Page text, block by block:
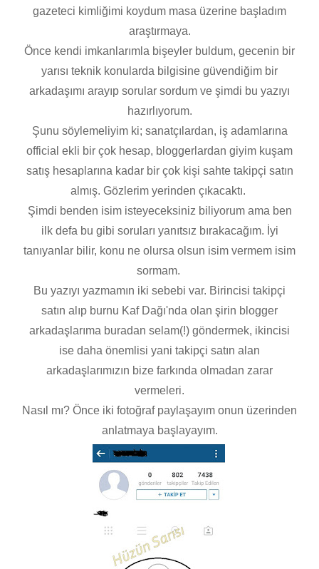
gazeteci kimliğimi koydum masa üzerine başladım
araştırmaya.
Önce kendi imkanlarımla bişeyler buldum, gecenin bir
yarısı teknik konularda bilgisine güvendiğim bir
arkadaşımı arayıp sorular sordum ve şimdi bu yazıyı
hazırlıyorum.
Şunu söylemeliyim ki; sanatçılardan, iş adamlarına
official ekli bir çok hesap, bloggerlardan giyim kuşam
satış hesaplarına kadar bir çok kişi sahte takipçi satın
almış. Gözlerim yerinden çıkacaktı.
Şimdi benden isim isteyeceksiniz biliyorum ama ben
ilk defa bu gibi soruları yanıtsız bırakacağım. İyi
tanıyanlar bilir, konu ne olursa olsun isim vermem isim
sormam.
Bu yazıyı yazmamın iki sebebi var. Birincisi takipçi
satın alıp burnu Kaf Dağı'nda olan şirin blogger
arkadaşlarıma buradan selam(!) göndermek, ikincisi
ise daha önemlisi yani takipçi satın alan
arkadaşlarımızın bize farkında olmadan zarar
vermeleri.
Nasıl mı? Önce iki fotoğraf paylaşayım onun üzerinden
anlatmaya başlayayım.